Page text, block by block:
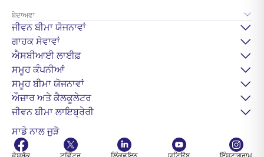
ਬੇਦਾਅਵਾ
ਜੀਵਨ ਬੀਮਾ ਯੋਜਨਾਵਾਂ
ਗਾਹਕ ਸੇਵਾਵਾਂ
ਐਸਬੀਆਈ ਲਾਈਫ਼
ਸਮੂਹ ਕੰਪਨੀਆਂ
ਸਮੂਹ ਬੀਮਾ ਯੋਜਨਾਵਾਂ
ਔਜ਼ਾਰ ਅਤੇ ਕੈਲਕੂਲੇਟਰ
ਜੀਵਨ ਬੀਮਾ ਲਾਇਬ੍ਰੇਰੀ
ਸਾਡੇ ਨਾਲ ਜੁੜੋ